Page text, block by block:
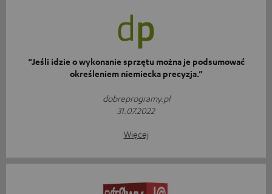
“Jeśli idzie o wykonanie sprzętu można je podsumować
określeniem niemiecka precyzja.”
dobreprogramy.pl
31.07.2022
Więcej